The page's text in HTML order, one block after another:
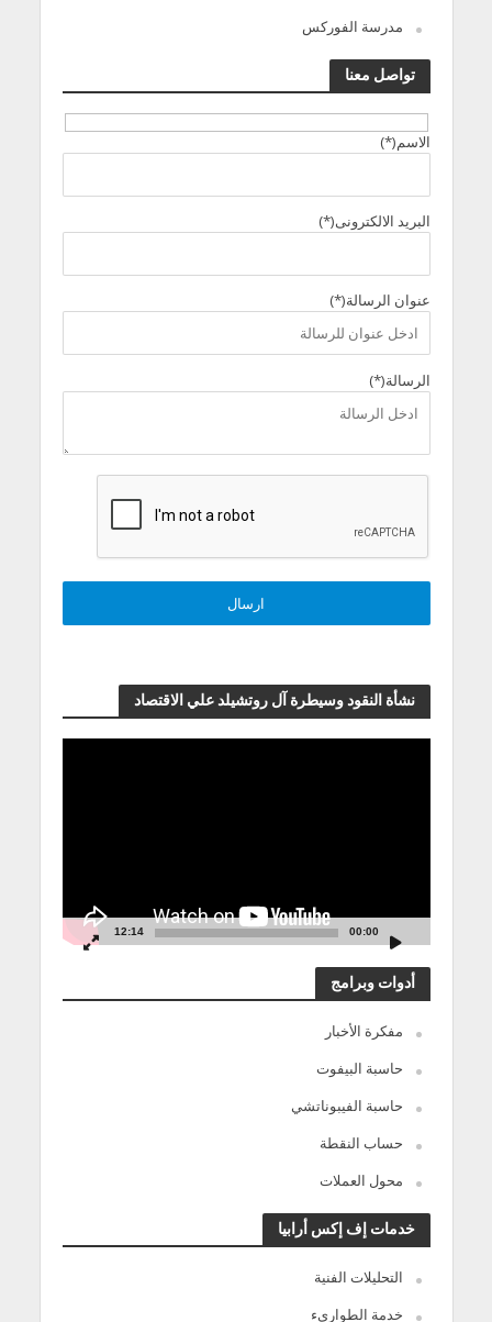
مدرسة الفوركس
تواصل معنا
الاسم(*)
البريد الالكترونى(*)
عنوان الرسالة(*)
الرسالة(*)
نشأة النقود وسيطرة آل روتشيلد علي الاقتصاد
00:00
12:14
أدوات وبرامج
مفكرة الأخبار
حاسبة البيفوت
حاسبة الفيبوناتشي
حساب النقطة
محول العملات
خدمات إف إكس أرابيا
التحليلات الفنية
خدمة الطوارىء